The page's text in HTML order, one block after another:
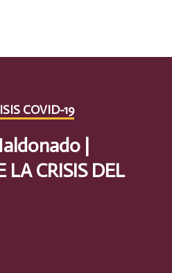
COVID-19
|
LA CRISIS DEL